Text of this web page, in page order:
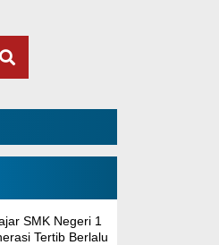
SMK Negeri 1
Tertib Berlalu